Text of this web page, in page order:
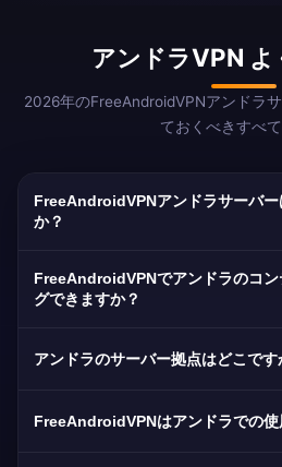
アンドラVPN よ
2026年のFreeAndroidVPNアンドラ
ておくべきすべ
FreeAndroidVPNアンドラサーバー
か？
無料で隠れたコストはありま
で提供しています。アンドラ
FreeAndroidVPNでアンドラのコ
グできますか？
向けに最適化されており、ア
フォーマンスを提供します。
アンドラのサーバー拠点はどこです
ラ・ベリャ、エスカルデス＝
FreeAndroidVPNはアンドラでの使